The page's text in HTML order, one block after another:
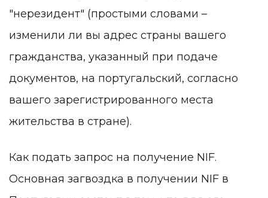
"нерезидент" (простыми словами –
изменили ли вы адрес страны вашего
гражданства, указанный при подаче
документов, на португальский, согласно
вашего зарегистрированного места
жительства в стране).
Как подать запрос на получение NIF.
Основная загвоздка в получении NIF в